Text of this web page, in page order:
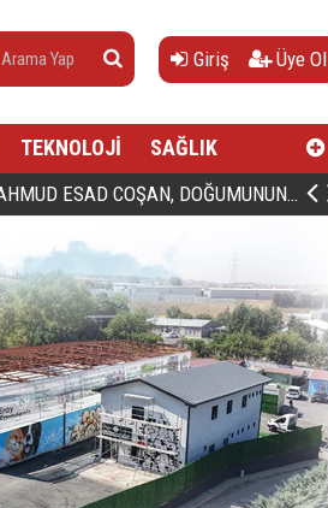
Giriş Üye Ol
TEKNOLOJİ SAĞLIK
COŞAN, DOĞUMUNUN HİCRÎ 91. YILINDA ELAZIĞ'DA YÂD EDİLECEK